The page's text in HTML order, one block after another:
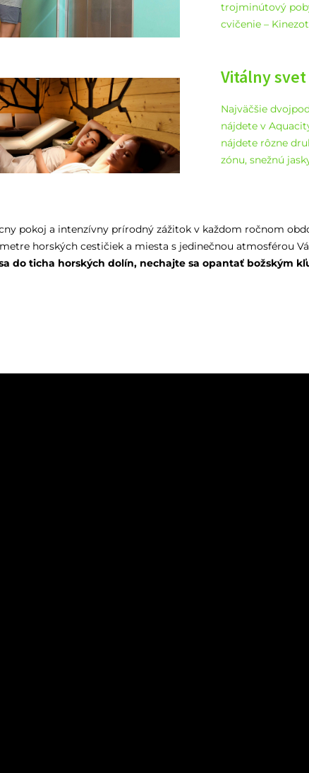
trojminútový
cvičenie –
Vitálny
Najväčšie
nájdete v
nájdete rôzne
zónu, snežnú
pokoj a intenzívny prírodný zážitok v každom ročnom
horských cestičiek a miesta s jedinečnou atmosférou
do ticha horských dolín, nechajte sa opantať božským